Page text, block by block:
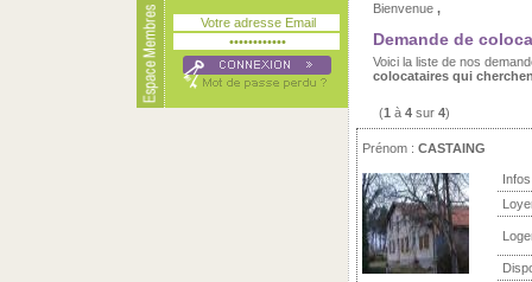
Bienvenue ,
Demande de
Voici la liste de nos
colocataires qui
(1 à 4 sur 4)
Prénom : CASTAING